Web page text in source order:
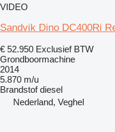
VIDEO
Sandvik Dino DC400Ri
€ 52.950 Exclusief BTW
Grondboormachine
2014
5.870 m/u
Brandstof diesel
Nederland, Veghel